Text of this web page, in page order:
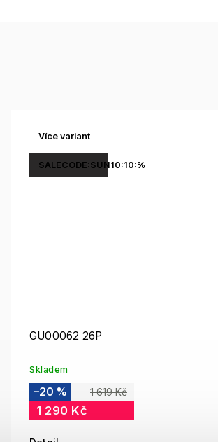
Více variant
SALECODE:SUN10:10:%
GU00062 26P
Skladem
1 619 Kč
–20 %
1 290 Kč